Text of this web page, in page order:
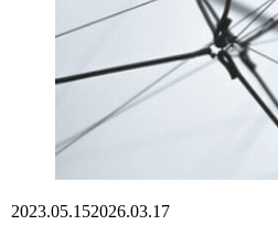
2023.05.152026.03.17